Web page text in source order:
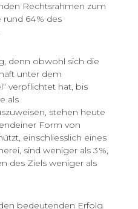
Rechtsrahmen zum
rund 64 % des
denn obwohl sich die
unter dem
verpflichtet hat, bis
als
stehen heute
Form von
einschliesslich eines
sind weniger als 3 %,
des Ziels weniger als
bedeutenden Erfolg